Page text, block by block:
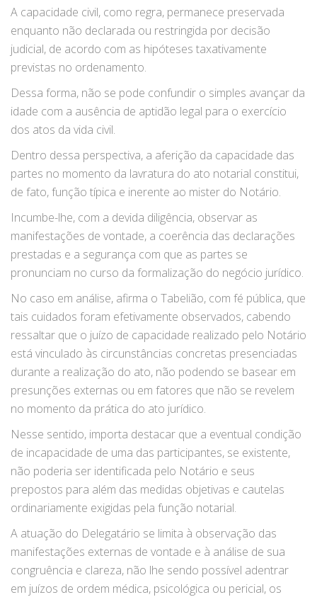
A capacidade civil, como regra, permanece preservada
enquanto não declarada ou restringida por decisão
judicial, de acordo com as hipóteses taxativamente
previstas no ordenamento.
Dessa forma, não se pode confundir o simples avançar da
idade com a ausência de aptidão legal para o exercício
dos atos da vida civil.
Dentro dessa perspectiva, a aferição da capacidade das
partes no momento da lavratura do ato notarial constitui,
de fato, função típica e inerente ao mister do Notário.
Incumbe-lhe, com a devida diligência, observar as
manifestações de vontade, a coerência das declarações
prestadas e a segurança com que as partes se
pronunciam no curso da formalização do negócio jurídico.
No caso em análise, afirma o Tabelião, com fé pública, que
tais cuidados foram efetivamente observados, cabendo
ressaltar que o juízo de capacidade realizado pelo Notário
está vinculado às circunstâncias concretas presenciadas
durante a realização do ato, não podendo se basear em
presunções externas ou em fatores que não se revelem
no momento da prática do ato jurídico.
Nesse sentido, importa destacar que a eventual condição
de incapacidade de uma das participantes, se existente,
não poderia ser identificada pelo Notário e seus
prepostos para além das medidas objetivas e cautelas
ordinariamente exigidas pela função notarial.
A atuação do Delegatário se limita à observação das
manifestações externas de vontade e à análise de sua
congruência e clareza, não lhe sendo possível adentrar
em juízos de ordem médica, psicológica ou pericial, os